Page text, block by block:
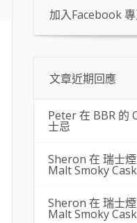
加入Facebook
文章近期回應
Peter 在 BBR 的
士忌
Sheron 在 瑞士
Malt Smoky Cask
Sheron 在 瑞士
Malt Smoky Cask